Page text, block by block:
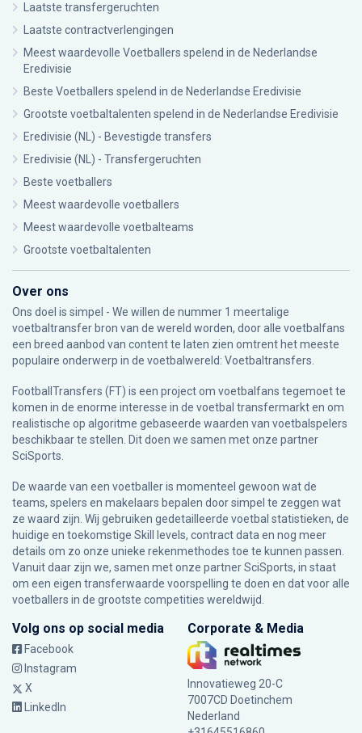
Laatste transfergeruchten
Laatste contractverlengingen
Meest waardevolle Voetballers spelend in de Nederlandse
Eredivisie
Beste Voetballers spelend in de Nederlandse Eredivisie
Grootste voetbaltalenten spelend in de Nederlandse Eredivisie
Eredivisie (NL) - Bevestigde transfers
Eredivisie (NL) - Transfergeruchten
Beste voetballers
Meest waardevolle voetballers
Meest waardevolle voetbalteams
Grootste voetbaltalenten
Over ons
Ons doel is simpel - We willen de nummer 1 meertalige
voetbaltransfer bron van de wereld worden, door alle voetbalfans
een breed aanbod van content te laten zien omtrent het meeste
populaire onderwerp in de voetbalwereld: Voetbaltransfers.
FootballTransfers (FT) is een project om voetbalfans tegemoet te
komen in de enorme interesse in de voetbal transfermarkt en om
realistische op algoritme gebaseerde waarden van voetbalspelers
beschikbaar te stellen. Dit doen we samen met onze partner
SciSports
De waarde van een voetballer is momenteel gewoon wat de
teams, spelers en makelaars bepalen door simpel te zeggen wat
ze waard zijn. Wij gebruiken gedetailleerde voetbal statistieken, de
huidige en toekomstige Skill levels, contract data en nog meer
details om zo onze unieke rekenmethodes toe te kunnen passen.
Vanuit daar zijn we, samen met onze partner SciSports, in staat
om een eigen transferwaarde voorspelling te doen en dat voor alle
voetballers in de grootste competities wereldwijd.
Volg ons op social media
Facebook
Instagram
X
LinkedIn
Corporate & Media
Innovatieweg 20-C
7007CD Doetinchem
Nederland